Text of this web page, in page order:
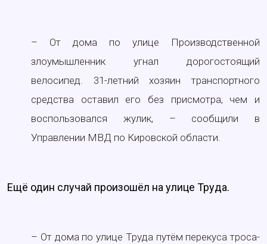
– От дома по улице Производственной
злоумышленник угнал дорогостоящий
велосипед. 31-летний хозяин транспортного
средства оставил его без присмотра, чем и
воспользовался жулик, – сообщили в
Управлении МВД по Кировской области.
Ещё один случай произошёл на улице Труда.
– От дома по улице Труда путём перекуса троса-